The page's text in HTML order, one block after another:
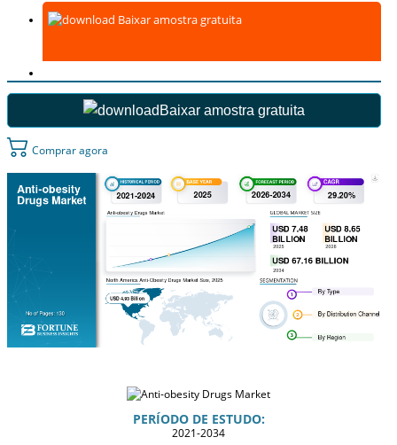
Baixar amostra gratuita
Baixar amostra gratuita
Comprar agora
PERÍODO DE ESTUDO:
2021-2034